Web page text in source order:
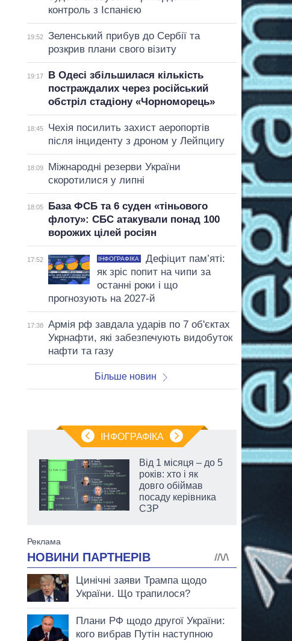
контроль з Іспанією
19:52
Зеленський прибув до Сербії та
розкрив плани свого візиту
19:17
В Одесі збільшилася кількість
постраждалих через російський
обстріл стадіону «Чорноморець»
18:45
Чехія посилить захист аеропортів
після інциденту з дроном у Лейпцигу
18:09
Міжнародні резерви України
скоротилися у липні
18:05
База ФСБ та 6 суден «тіньового
флоту»: СБС атакували понад 100
ворожих цілей росіян
17:52 ІНФОГРАФІКА
Дефіцит пам’яті:
як зріс попит на чипи за
останні роки і що
прогнозують на 2027-й
17:38
Армія рф завдала ударів по 7 об'єктах
Укрнафти, які забезпечують видобуток
нафти та газу
Більше новин
ІНФОГРАФІКА
Від 1 місяця – до 5
років: хто і як
довго обіймав
посаду керівника
СЗР